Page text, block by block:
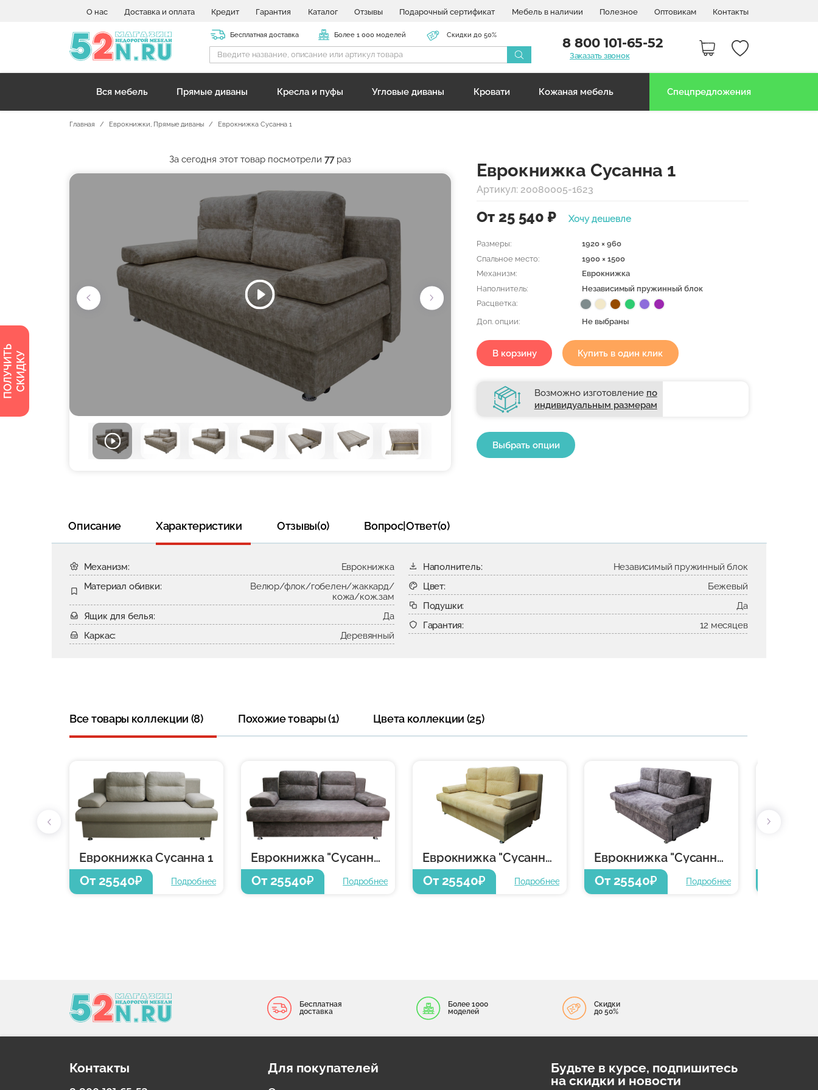
О нас Доставка и оплата Кредит Гарантия Каталог Отзывы Подарочный сертификат Мебель в наличии Полезное Оптовикам Контакты
Бесплатная доставка Более 1 000 моделей Скидки до 50%
8 800 101-65-52
Заказать звонок
Вся мебель Прямые диваны Кресла и пуфы Угловые диваны Кровати Кожаная мебель Спецпредложения
Главная Еврокнижки, Прямые диваны Еврокнижка Сусанна 1
За сегодня этот товар посмотрели 77раз
Еврокнижка Сусанна 1
Артикул: 20080005-1623
От 25 540 ₽ Хочу дешевле
Размеры:
1920 × 960
Спальное место:
1900 × 1500
Механизм:
Еврокнижка
Наполнитель:
Независимый пружинный блок
Расцветка:
Доп. опции:
Не выбраны
В корзину Купить в один клик
Возможно изготовление по
индивидуальным размерам
Выбрать опции
Описание Характеристики Отзывы(0) Вопрос|Ответ(0)
Механизм:
Еврокнижка
Материал обивки:
Велюр/флок/гобелен/жаккард/
кожа/кож.зам
Ящик для белья:
Да
Каркас:
Деревянный
Наполнитель:
Независимый пружинный блок
Цвет:
Бежевый
Подушки:
Да
Гарантия:
12 месяцев
Все товары коллекции (8) Похожие товары (1) Цвета коллекции (25)
Еврокнижка Сусанна 1
От 25540₽ Подробнее
Еврокнижка "Сусанна -1"
От 25540₽ Подробнее
Еврокнижка "Сусанна - 1"
От 25540₽ Подробнее
Еврокнижка "Сусанна -1"
От 25540₽ Подробнее
Бесплатная
доставка
Более 1000
моделей
Скидки
до 50%
Контакты Для покупателей
Будьте в курсе, подпишитесь
на скидки и новости